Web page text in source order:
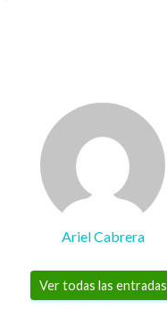
Ariel Cabrera
Ver todas las entradas